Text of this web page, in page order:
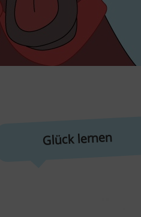
Glück lernen